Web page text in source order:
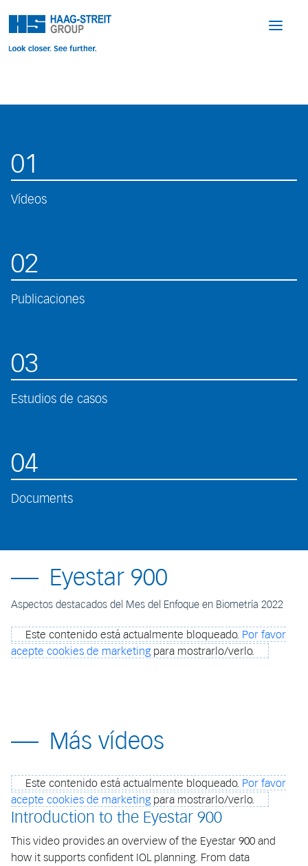
01
Vídeos
02
Publicaciones
03
Estudios de casos
04
Documents
Eyestar 900
Aspectos destacados del Mes del Enfoque en Biometría 2022
Este contenido está actualmente bloqueado. Por favor
acepte cookies de marketingpara mostrarlo/verlo.
Más vídeos
Este contenido está actualmente bloqueado. Por favor
acepte cookies de marketingpara mostrarlo/verlo.
Introduction to the Eyestar 900
This video provides an overview of the Eyestar 900 and
how it supports confident IOL planning. From data